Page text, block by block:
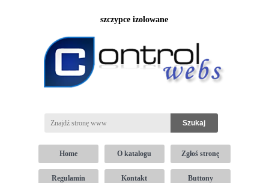
szczypce izolowane
Home O katalogu Zgłoś stronę
Regulamin Kontakt Buttony